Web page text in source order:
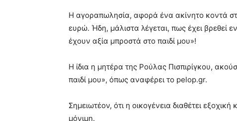
Η αγοραπωλησία, αφορά ένα ακίνητο κοντά
ευρώ. Ήδη, μάλιστα λέγεται, πως έχει βρεθεί
έχουν αξία μπροστά στο παιδί μου»!
Η ίδια η μητέρα της Ρούλας Πισπιρίγκου,
παιδί μου», όπως αναφέρει το pelop.gr.
Σημειωτέον, ότι η οικογένεια διαθέτει
μόνιμη.